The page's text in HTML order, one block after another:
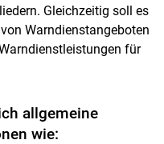
Gleichzeitig soll es
Warndienstangeboten
für
allgemeine
wie: